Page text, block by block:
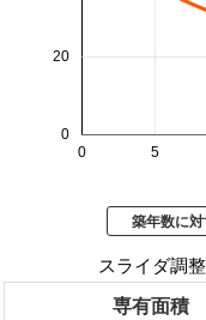
0 5
0
20
築年数に
スライダ調
専有面積